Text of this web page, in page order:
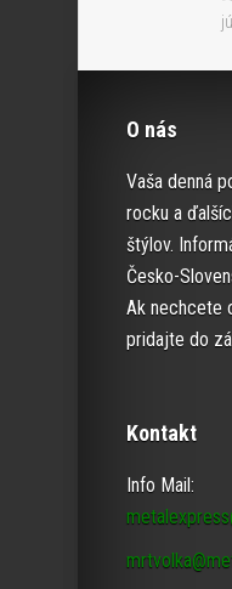
O nás
Vaša denná
rocku a
štýlov.
Česko-
Ak nechcete
pridajte do
Kontakt
Info Mail: